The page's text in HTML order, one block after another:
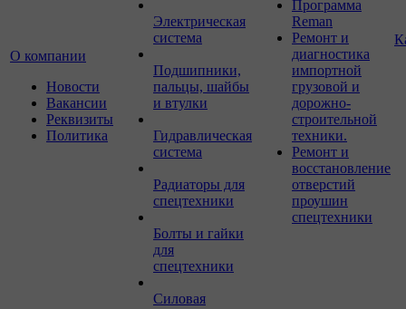
О компании
Новости
Вакансии
Реквизиты
Политика
Электрическая
система
Подшипники,
пальцы, шайбы
и втулки
Гидравлическая
система
Радиаторы для
спецтехники
Болты и гайки
для
спецтехники
Силовая
Программа
Reman
Ремонт и
диагностика
импортной
грузовой и
дорожно-
строительной
техники.
Ремонт и
восстановление
отверстий
проушин
спецтехники